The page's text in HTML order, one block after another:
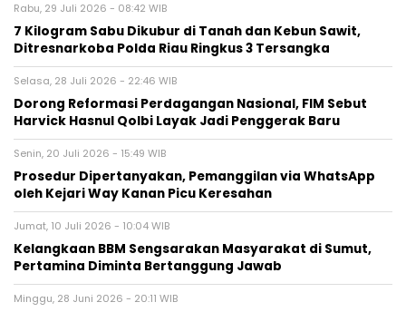
Rabu, 29 Juli 2026 - 08:42 WIB
7 Kilogram Sabu Dikubur di Tanah dan Kebun Sawit,
Ditresnarkoba Polda Riau Ringkus 3 Tersangka
Selasa, 28 Juli 2026 - 22:46 WIB
Dorong Reformasi Perdagangan Nasional, FIM Sebut
Harvick Hasnul Qolbi Layak Jadi Penggerak Baru
Senin, 20 Juli 2026 - 15:49 WIB
Prosedur Dipertanyakan, Pemanggilan via WhatsApp
oleh Kejari Way Kanan Picu Keresahan
Jumat, 10 Juli 2026 - 10:04 WIB
Kelangkaan BBM Sengsarakan Masyarakat di Sumut,
Pertamina Diminta Bertanggung Jawab
Minggu, 28 Juni 2026 - 20:11 WIB